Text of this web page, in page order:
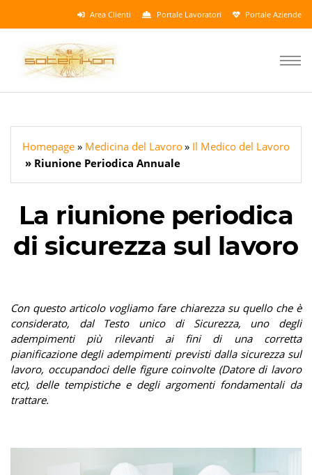
Area Clienti Portale Lavoratori Portale Aziende
Homepage Medicina del Lavoro
Il Medico del Lavoro
Riunione Periodica Annuale
La riunione periodica
di sicurezza sul lavoro
Con questo articolo vogliamo fare chiarezza su quello che è
considerato, dal Testo unico di Sicurezza, uno degli
adempimenti più rilevanti ai fini di una corretta
pianificazione degli adempimenti previsti dalla sicurezza sul
lavoro, occupandoci delle figure coinvolte (Datore di lavoro
etc), delle tempistiche e degli argomenti fondamentali da
trattare.